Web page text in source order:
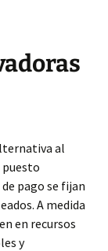
al
puesto
pago se fijan
A medida
en recursos
y